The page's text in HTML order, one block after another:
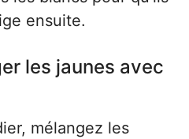
ensuite.
les jaunes avec
mélangez les